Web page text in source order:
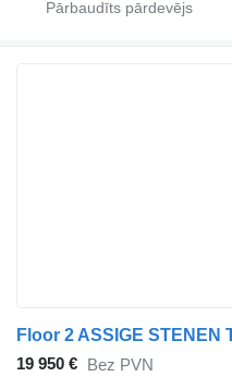
19 950 € Bez PVN